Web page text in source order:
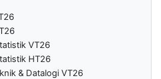
VT26
HT26
& Datalogi VT26